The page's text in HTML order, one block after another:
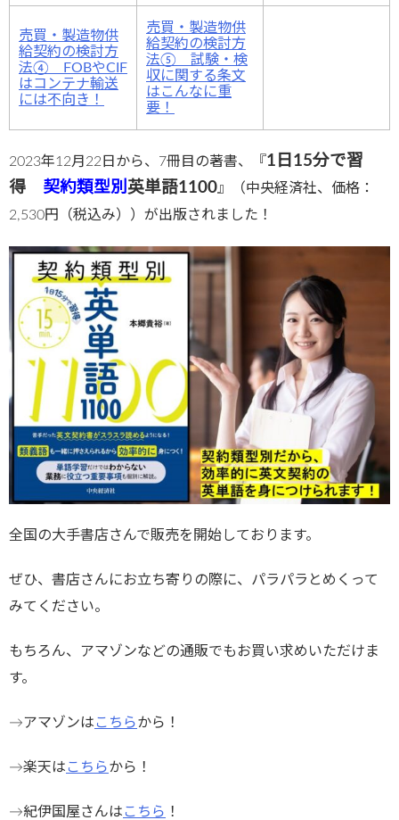
売買・製造物供
給契約の検討方
法④ FOBやCIF
はコンテナ輸送
には不向き！
売買・製造物供
給契約の検討方
法⑤ 試験・検
収に関する条文
はこんなに重
要！
2023年12月22日から、7冊目の著書、『 1日15分で習
得 契約類型別英単語1100』（中央経済社、価格：
2,530円（税込み））が出版されました！
全国の大手書店さんで販売を開始しております。
ぜひ、書店さんにお立ち寄りの際に、パラパラとめくって
みてください。
もちろん、アマゾンなどの通販でもお買い求めいただけま
す。
→アマゾンは こちらから！
→楽天は こちらから！
→紀伊国屋さんは こちら ！